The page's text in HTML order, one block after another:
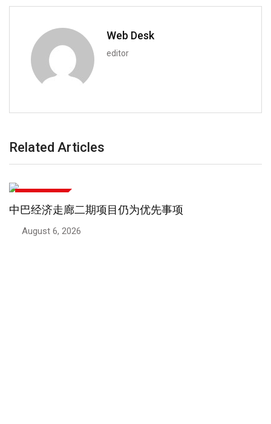
Web Desk
editor
Related Articles
中巴经济走廊：巴基斯坦对华出口增长50.7%
August 5, 2026